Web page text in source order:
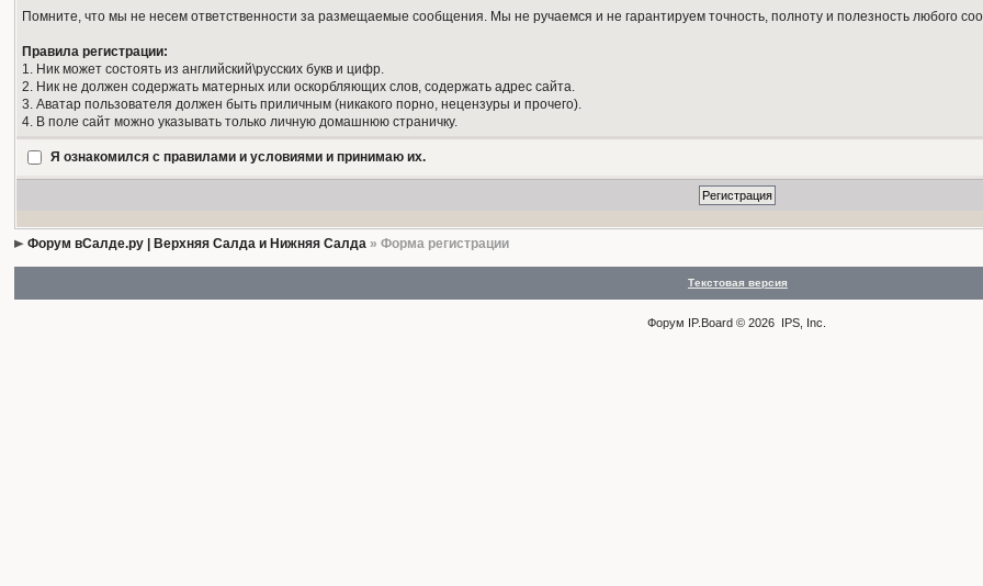
Помните, что мы не несем ответственности за размещаемые сообщения. Мы не ручаемся и не гарантируем точность, полноту и полезность любого
Правила регистрации:
1. Ник может состоять из английский\русских букв и цифр.
2. Ник не должен содержать матерных или оскорбляющих слов, содержать адрес сайта.
3. Аватар пользователя должен быть приличным (никакого порно, нецензуры и прочего).
4. В поле сайт можно указывать только личную домашнюю страничку.
Я ознакомился с правилами и условиями и принимаю их.
Форум вСалде.ру | Верхняя Салда и Нижняя Салда » Форма регистрации
Текстовая версия
Форум IP.Board © 2026 IPS, Inc